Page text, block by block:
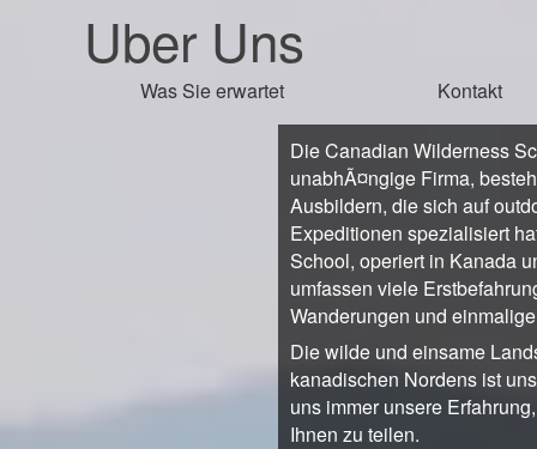
Uber Uns
Was Sie erwartet Kontakt
Die Canadian Wilderness
unabhÃ¤ngige Firma,
Ausbildern, die sich auf
Expeditionen spezialisiert
School, operiert in Kanada
umfassen viele
Wanderungen und
Die wilde und einsame
kanadischen Nordens ist
uns immer unsere
Ihnen zu teilen.